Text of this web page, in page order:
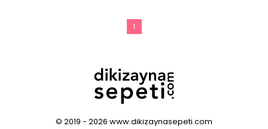
1
© 2019 - 2026 www.dikizaynasepeti.com